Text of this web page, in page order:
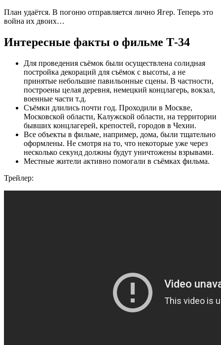
План удаётся. В погоню отправляется лично Ягер. Теперь это
война их двоих…
Интересные факты о фильме Т-34
Для проведения съёмок были осуществлена солидная
постройка декораций для съёмок с высоты, а не
принятые небольшие павильонные сцены. В частности,
построены целая деревня, немецкий концлагерь, вокзал,
военные части т.д.
Съёмки длились почти год. Проходили в Москве,
Московской области, Калужской области, на территории
бывших концлагерей, крепостей, городов в Чехии.
Все объекты в фильме, например, дома, были тщательно
оформлены. Не смотря на то, что некоторые уже через
несколько секунд должны будут уничтожены взрывами.
Местные жители активно помогали в съёмках фильма.
Трейлер: